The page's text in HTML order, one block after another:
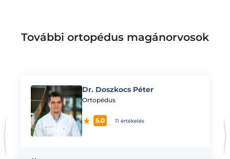
További ortopédus magánorvosok
Dr. Doszkocs Péter
Ortopédus
5.0 11 értékelés